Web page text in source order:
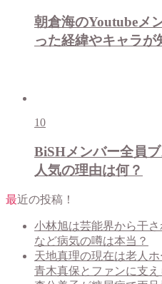
朝倉海のYoutubeメ
った経緯やキャラが
10
BiSHメンバー全員
人気の理由は何？
最近の投稿！
小林旭は芸能界から干
など病気の噂は本当？
天地真理の現在は老人
青木真保とファンに支